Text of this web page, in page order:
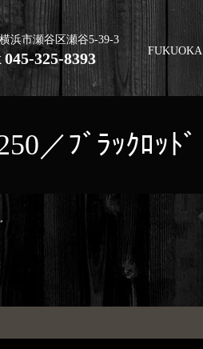
浜市瀬谷区瀬谷5-39-3
045-325-8393 FUKUOKA
／ﾌﾞﾗｯｸﾛｯﾄﾞ